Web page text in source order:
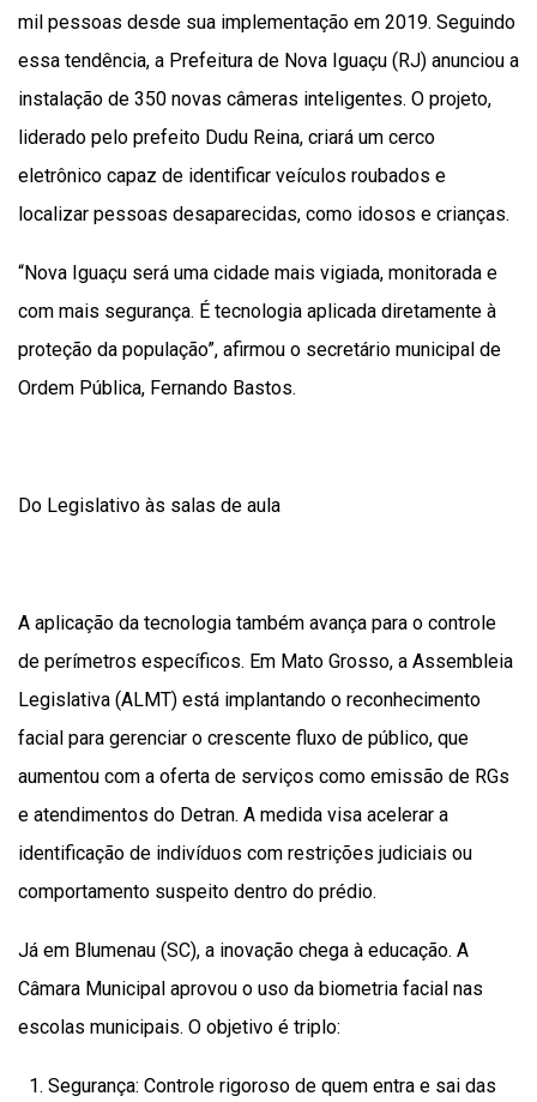
mil pessoas desde sua implementação em 2019. Seguindo
essa tendência, a Prefeitura de Nova Iguaçu (RJ) anunciou a
instalação de 350 novas câmeras inteligentes. O projeto,
liderado pelo prefeito Dudu Reina, criará um cerco
eletrônico capaz de identificar veículos roubados e
localizar pessoas desaparecidas, como idosos e crianças.
“Nova Iguaçu será uma cidade mais vigiada, monitorada e
com mais segurança. É tecnologia aplicada diretamente à
proteção da população”, afirmou o secretário municipal de
Ordem Pública, Fernando Bastos.
Do Legislativo às salas de aula
A aplicação da tecnologia também avança para o controle
de perímetros específicos. Em Mato Grosso, a Assembleia
Legislativa (ALMT) está implantando o reconhecimento
facial para gerenciar o crescente fluxo de público, que
aumentou com a oferta de serviços como emissão de RGs
e atendimentos do Detran. A medida visa acelerar a
identificação de indivíduos com restrições judiciais ou
comportamento suspeito dentro do prédio.
Já em Blumenau (SC), a inovação chega à educação. A
Câmara Municipal aprovou o uso da biometria facial nas
escolas municipais. O objetivo é triplo:
Segurança: Controle rigoroso de quem entra e sai das